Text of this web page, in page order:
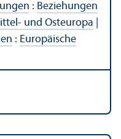
: Beziehungen
und Osteuropa
: Europäische